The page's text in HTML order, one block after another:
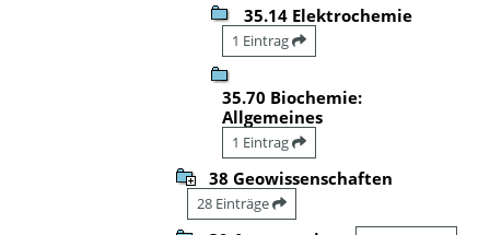
35.14 Elektrochemie
1 Eintrag
35.70 Biochemie:
Allgemeines
1 Eintrag
38 Geowissenschaften
28 Einträge